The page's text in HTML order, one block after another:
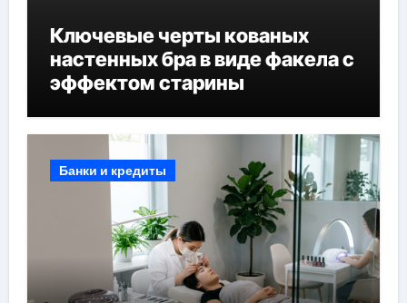
Ключевые черты кованых
настенных бра в виде факела с
эффектом старины
Банки и кредиты